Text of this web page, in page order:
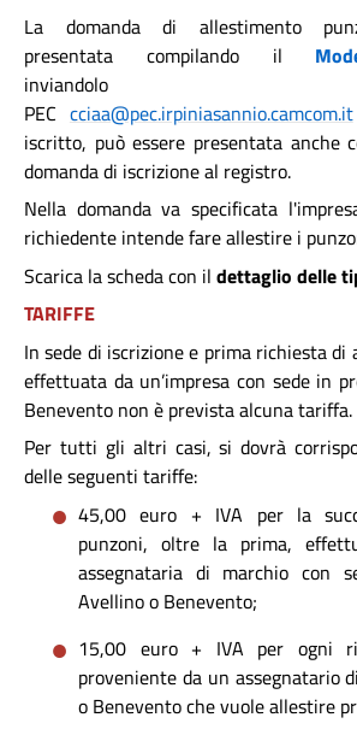
La domanda di allestimento
presentata compilando il
M
inviandolo
PEC cciaa@pec.irpiniasannio.camcom.it
iscritto, può essere presentata anche
domanda di iscrizione al registro.
Nella domanda va specificata
richiedente intende fare allestire i
Scarica la scheda con il dettaglio delle
TARIFFE
In sede di iscrizione e prima richiesta
effettuata da un’impresa con sede in
Benevento non è prevista alcuna tariffa.
Per tutti gli altri casi, si dovrà
delle seguenti tariffe:
45,00 euro + IVA per la
punzoni, oltre la prima,
assegnataria di marchio con
Avellino o Benevento;
15,00 euro + IVA per ogni
proveniente da un assegnatario
o Benevento che vuole allestire